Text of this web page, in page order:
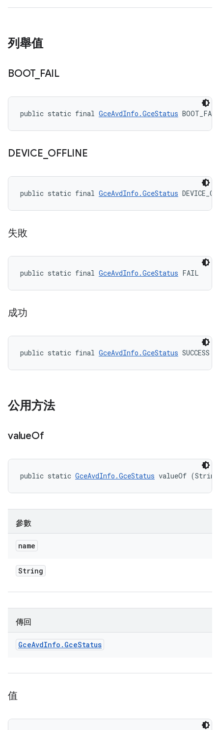
列舉值
BOOT_ FAIL
public static final GceAvdInfo.GceStatus BOOT_FAIL
DEVICE OFFLINE
public static final GceAvdInfo.GceStatus
失敗
public static final GceAvdInfo.GceStatus FAIL
成功
public static final GceAvdInfo.GceStatus SUCCESS
公用方法
valueOf
public static GceAvdInfo.GceStatus valueOf (String
參數
name
String
傳回
GceAvdInfo . GceStatus
值